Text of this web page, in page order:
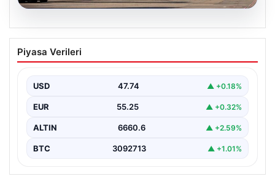
07.08.2026
THY, temmuz ayında 9,5 milyon yolcu
taşıdı
Piyasa Verileri
USD 47.74 ▲ +0.18%
EUR 55.25 ▲ +0.32%
ALTIN 6660.6 ▲ +2.59%
BTC 3092713 ▲ +1.01%